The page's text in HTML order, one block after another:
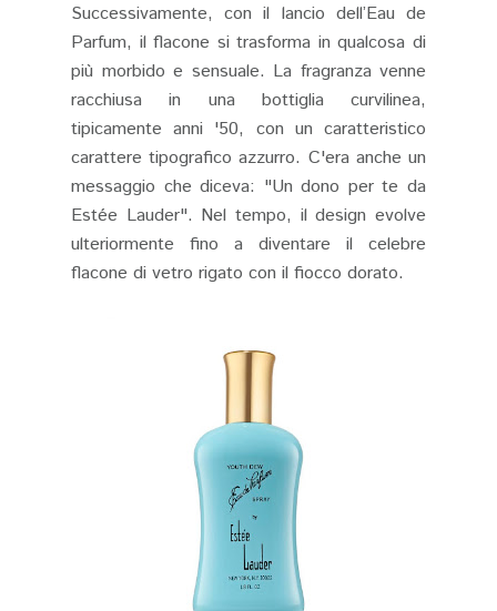
Successivamente, con il lancio dell’Eau de
Parfum, il flacone si trasforma in qualcosa di
più morbido e sensuale. La fragranza venne
racchiusa in una bottiglia curvilinea,
tipicamente anni '50, con un caratteristico
carattere tipografico azzurro. C'era anche un
messaggio che diceva: "Un dono per te da
Estée Lauder". Nel tempo, il design evolve
ulteriormente fino a diventare il celebre
flacone di vetro rigato con il fiocco dorato.